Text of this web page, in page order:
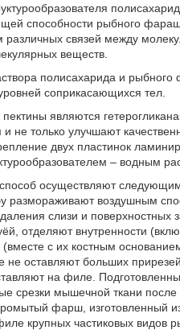
способности рыбного
различных связей между
веществ.
полисахарида и
соприкасающихся тел.
являются
не только улучшают
двух пластинок
– водным
осуществляют
размораживают воздушным
слизи и
отделяют внутренности
(вместе с их костным
не оставляют больших
на филе.
срезки мышечной ткани
фарш, изготовленный
крупных частиковых